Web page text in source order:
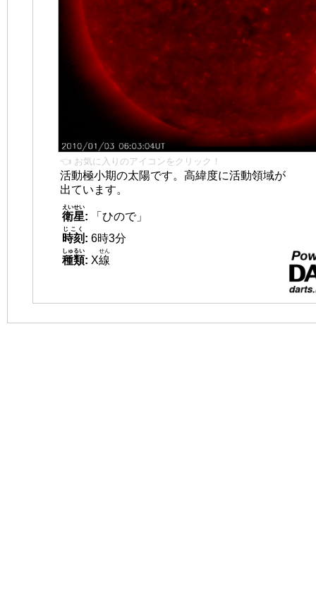
👈 お気に入りのアイコンをクリック！
活動極小期の太陽です。高緯度に活動領域が
出ています。
衛星
えいせい
:
「ひので」
時刻
じこく
: 6時3分
種類
しゅるい
: X線
せん